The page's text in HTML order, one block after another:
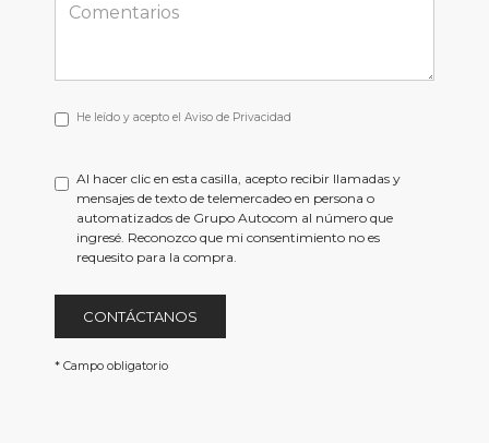
He
acepto
href='/privacy.aspx'
target='_blank'>Aviso
He leído y acepto el Aviso de Privacidad
Al hacer clic en esta casilla, acepto recibir llamadas y
mensajes de texto de telemercadeo en persona o
automatizados de Grupo Autocom al número que
ingresé. Reconozco que mi consentimiento no es
requesito para la compra.
CONTÁCTANOS
* Campo obligatorio